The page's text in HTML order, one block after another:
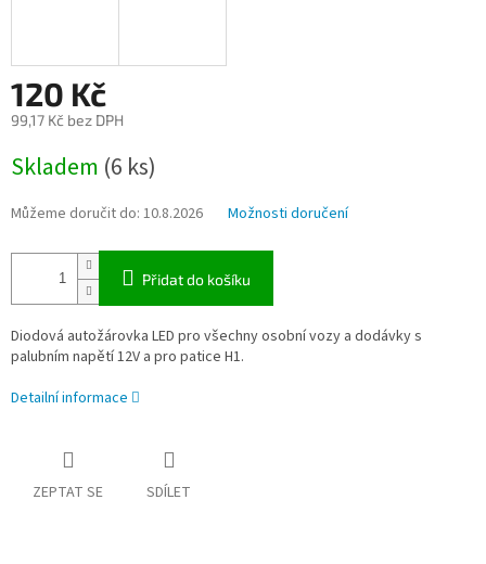
120 Kč
99,17 Kč bez DPH
cena:
Skladem (6 ks)
Můžeme doručit do: 10.8.2026 Možnosti doručení
Přidat do košíku
Diodová autožárovka LED pro všechny osobní vozy a dodávky s
palubním napětí 12V a pro patice H1.
Detailní informace
ZEPTAT SE SDÍLET